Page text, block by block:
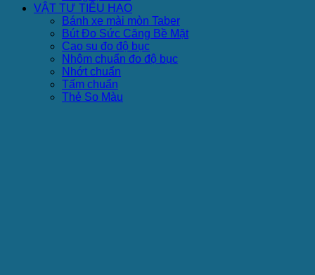
VẬT TƯ TIÊU HAO
Bánh xe mài mòn Taber
Bút Đo Sức Căng Bề Mặt
Cao su đo độ bục
Nhôm chuẩn đo độ bục
Nhớt chuẩn
Tấm chuẩn
Thẻ So Màu